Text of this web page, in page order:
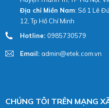
Địa chỉ Miền Nam: Số 1 Lê
12, Tp Hồ Chí Minh
Hotline: 0985730579
Email: admin@etek.com.vn
CHÚNG TÔI TRÊN MẠNG